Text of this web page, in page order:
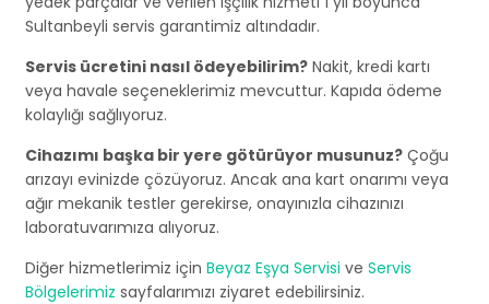
Sultanbeyli servis garantimiz altındadır.
Servis ücretini nasıl ödeyebilirim? Nakit, kredi kartı
veya havale seçeneklerimiz mevcuttur. Kapıda ödeme
kolaylığı sağlıyoruz.
Cihazımı başka bir yere götürüyor musunuz? Çoğu
arızayı evinizde çözüyoruz. Ancak ana kart onarımı veya
ağır mekanik testler gerekirse, onayınızla cihazınızı
laboratuvarımıza alıyoruz.
Diğer hizmetlerimiz için Beyaz Eşya Servisi ve Servis
Bölgelerimiz sayfalarımızı ziyaret edebilirsiniz.